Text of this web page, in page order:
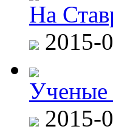
На
2015-
Ученые
2015-